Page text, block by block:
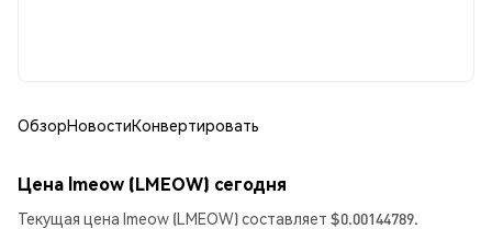
ОбзорНовостиКонвертировать
Цена lmeow (LMEOW) сегодня
Текущая цена lmeow (LMEOW) составляет $0.00144789.